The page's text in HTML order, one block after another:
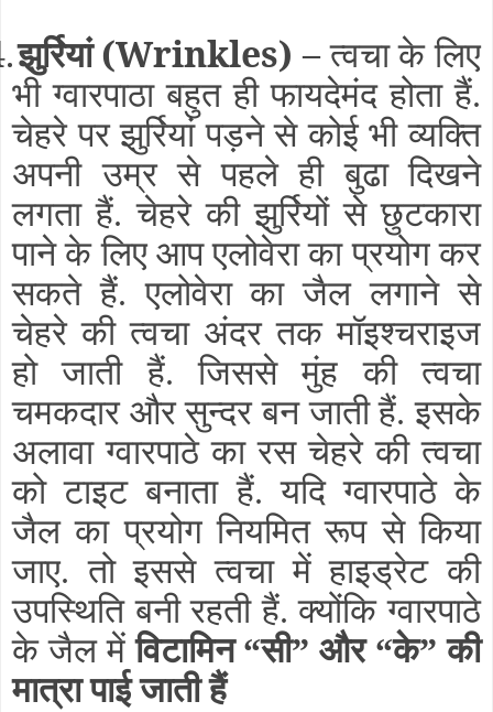
झुर्रियां(Wrinkles)–त्वचा के लिए
भी ग्वारपाठा बहुत ही फायदेमंद होता हैं.
चेहरे पर झुर्रियां पड़ने से कोई भी व्यक्ति
अपनी उम्र से पहले ही बुढा दिखने
लगता हैं. चेहरे की झुर्रियों से छुटकारा
पाने के लिए आप एलोवेरा का प्रयोग कर
सकते हैं. एलोवेरा का जैल लगाने से
चेहरे की त्वचा अंदर तक मॉइश्‍चराइज
हो जाती हैं. जिससे मुंह की त्वचा
चमकदार और सुन्दर बन जाती हैं. इसके
अलावा ग्वारपाठे का रस चेहरे की त्वचा
को टाइट बनाता हैं. यदि ग्वारपाठे के
जैल का प्रयोग नियमित रूप से किया
जाए. तो इससे त्वचा में हाइड्रेट की
उपस्थिति बनी रहती हैं. क्योंकि ग्वारपाठे
के जैल मेंविटामिन “सी” और “के” की
मात्रा पाई जाती हैं